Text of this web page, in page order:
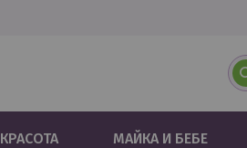
КРАСОТА МАЙКА И БЕБЕ